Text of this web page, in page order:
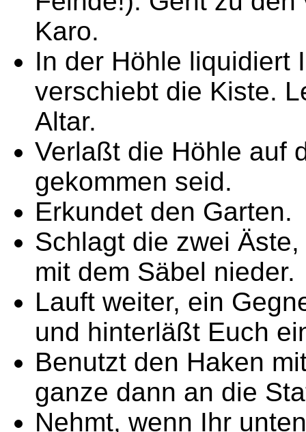
Karo.
In der Höhle liquidiert
verschiebt die Kiste.
Altar.
Verlaßt die Höhle auf
gekommen seid.
Erkundet den Garten.
Schlagt die zwei
mit dem Säbel nieder.
Lauft weiter, ein
und hinterläßt Euch
Benutzt den Haken
ganze dann an die
Nehmt, wenn Ihr